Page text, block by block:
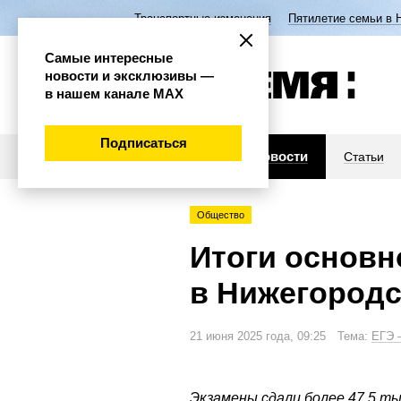
Транспортные изменения Пятилетие семьи в
Новости Статьи
Общество
Итоги
в
21 июня 2025 года, 09:25 Тема: ЕГЭ
Экзамены сдали более 47,5
Самые интересные
новости и эксклюзивы —
в нашем канале МАХ
Подписаться